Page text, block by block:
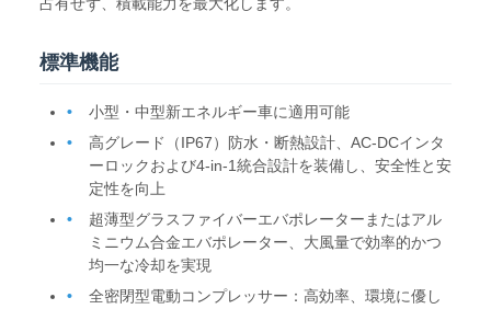
標準機能
小型・中型新エネルギー車に適用可能
高グレード（IP67）防水・断熱設計、AC-DCインタ
ーロックおよび4-in-1統合設計を装備し、安全性と安
定性を向上
超薄型グラスファイバーエバポレーターまたはアル
ミニウム合金エバポレーター、大風量で効率的かつ
均一な冷却を実現
全密閉型電動コンプレッサー：高効率、環境に優し